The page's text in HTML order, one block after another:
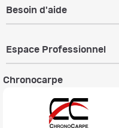
Besoin d'aide
Espace Professionnel
Chronocarpe